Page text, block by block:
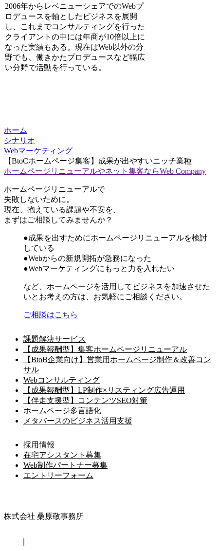
2006年からレベニューシェアでのWebプ
ロデュースを軸としたビジネスを展開
し、これまでコンサルティングを行った
クライアントの中には年商が10倍以上に
なった実績もある。現在はWeb以外の分
野でも、働きかたプロデュースなど幅広
い分野で活動を行っている。
ホーム
シナリオ
Webマーケティング
【BtoCホームページ集客】成果が出やすいニッチ業種
ホームページリニューアルやネット集客ならWeb Company
ホームページリニューアルで
失敗しないために。
現在、抱えている課題や不安を、
まずはご相談してみませんか？
●成果を出すためにホームページリニューアルを検討
している
●Webからの新規開拓が急務になった
●Webマーケティングにもっと力を入れたい
など、ホームページを活用してビジネスを加速させた
いとお考えの方は、お気軽にご相談ください。
ご相談はこちら
課題解決サービス
【成果報酬型】集客ホームページリニューアル
【BtoB企業向け】営業用ホームページ制作＆改善コン
サル
Webコンサルティング
【成果報酬型】LP制作×リスティング広告運用
【伴走支援型】コンテンツSEO対策
ホームページ多言語化
メタバースのビジネス活用支援
採用情報
在宅アシスタント募集
Web制作パートナー募集
エントリーフォーム
株式会社 桑原敬事務所